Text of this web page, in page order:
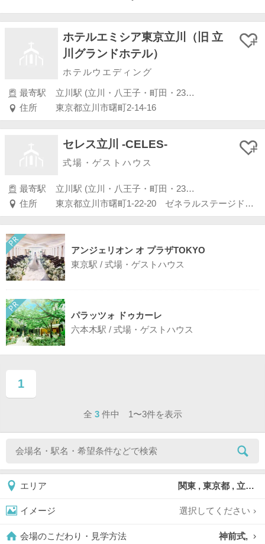
ホテルエミシア東京立川（旧 立
川グランドホテル）
ホテルウエディング
最寄駅
立川駅 (立川・八王子・町田・23区外)
住所
東京都立川市曙町2-14-16
セレス立川 -CELES-
式場・ゲストハウス
最寄駅
立川駅 (立川・八王子・町田・23区外)
住所
東京都立川市曙町1-22-20 ゼネラルステージドリーミー2F・4F
アンジェリオン オ プラザTOKYO
東京駅 / 式場・ゲストハウス
パラッツォ ドゥカーレ
六本木駅 / 式場・ゲストハウス
1
ページ目
全 3 件中 1〜3件を表示
エリア 関東 , 東京都 , 立川市
イメージ 選択してください
会場のこだわり・見学方法 神前式,